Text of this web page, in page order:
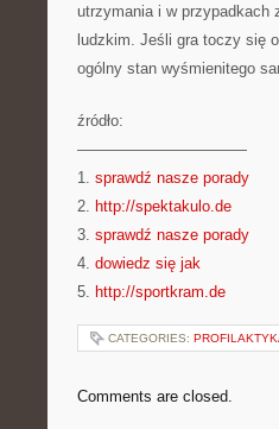
utrzymania i w przypadkach
ludzkim. Jeśli gra toczy się
ogólny stan wyśmienitego
źródło:
———————————
1. sprawdź nasze porady
2. http://spektakulo.de
3. sprawdź nasze porady
4. dowiedz się jak
5. http://sportkram.de
CATEGORIES:
Comments are closed.